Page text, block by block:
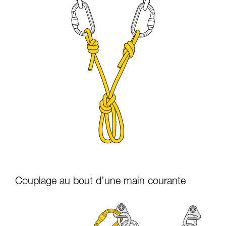
Couplage au bout d’une main courante